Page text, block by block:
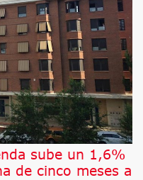
sube un 1,6%
de cinco meses a